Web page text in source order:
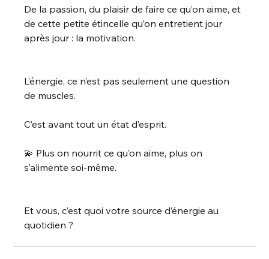
De la passion, du plaisir de faire ce qu’on aime, et
de cette petite étincelle qu’on entretient jour
après jour : la motivation.
L’énergie, ce n’est pas seulement une question
de muscles.
C’est avant tout un état d’esprit.
💫 Plus on nourrit ce qu’on aime, plus on
s’alimente soi-même.
Et vous, c’est quoi votre source d’énergie au
quotidien ?